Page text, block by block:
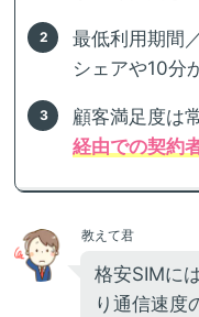
最低利用期間
シェアや10分
顧客満足度は
経由での契約
教えて君
格安SIMに
り通信速度